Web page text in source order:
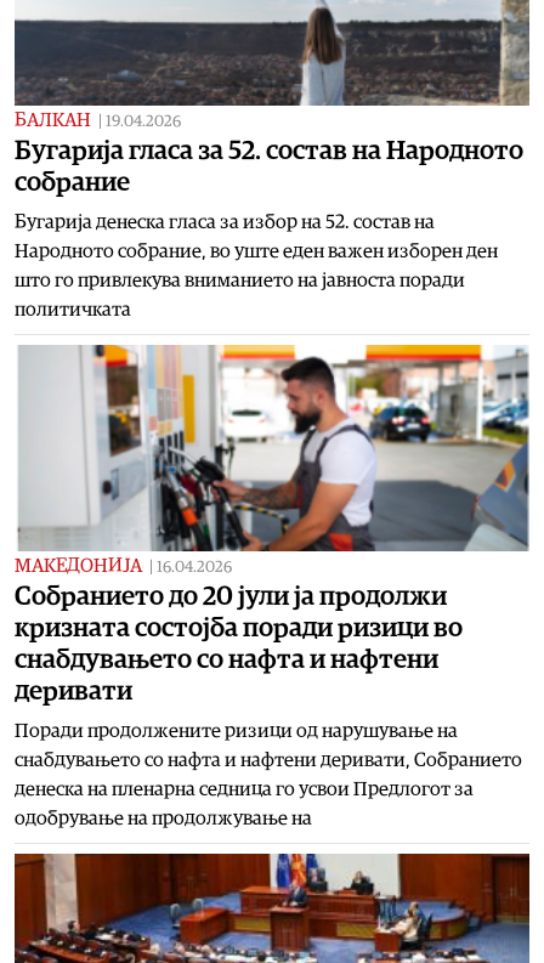
БАЛКАН 19.04.2026
Бугарија гласа за 52. состав на Народното
собрание
Бугарија денеска гласа за избор на 52. состав на
Народното собрание, во уште еден важен изборен ден
што го привлекува вниманието на јавноста поради
политичката
МАКЕДОНИЈА 16.04.2026
Собранието до 20 јули ја продолжи
кризната состојба поради ризици во
снабдувањето со нафта и нафтени
деривати
Поради продолжените ризици од нарушување на
снабдувањето со нафта и нафтени деривати, Собранието
денеска на пленарна седница го усвои Предлогот за
одобрување на продолжување на